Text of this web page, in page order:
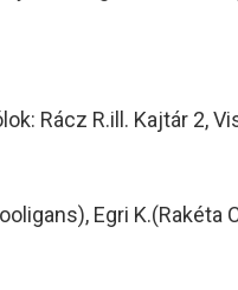
Rácz R.ill. Kajtár 2,
Egri K.(Rakéta